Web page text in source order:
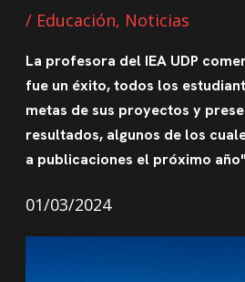
/ Educación, Noticias
La profesora del IEA UDP
fue un éxito, todos los
metas de sus proyectos y
resultados, algunos de los
a publicaciones el próximo
01/03/2024